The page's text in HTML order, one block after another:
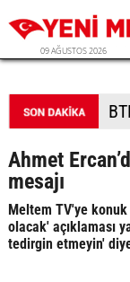
09 AĞUSTOS 2026
Ahmet
mesajı
Meltem TV'ye konuk
olacak' açıklaması
tedirgin etmeyin'